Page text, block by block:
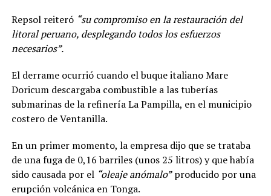
Repsol reiteró “su compromiso en la restauración del
litoral peruano, desplegando todos los esfuerzos
necesarios”.
El derrame ocurrió cuando el buque italiano Mare
Doricum descargaba combustible a las tuberías
submarinas de la refinería La Pampilla, en el municipio
costero de Ventanilla.
En un primer momento, la empresa dijo que se trataba
de una fuga de 0,16 barriles (unos 25 litros) y que había
sido causada por el “oleaje anómalo”producido por una
erupción volcánica en Tonga.